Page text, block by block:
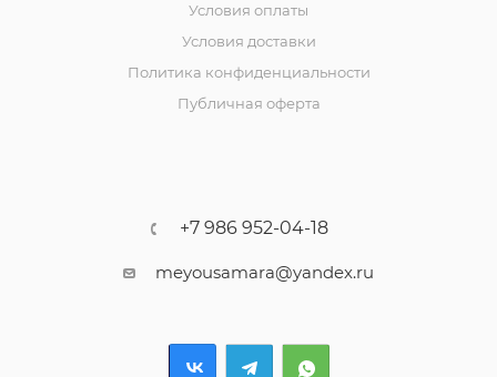
Условия оплаты
Условия доставки
Политика конфиденциальности
Публичная оферта
+7 986 952-04-18
meyousamara@yandex.ru